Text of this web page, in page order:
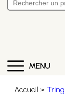
MENU
Accueil >